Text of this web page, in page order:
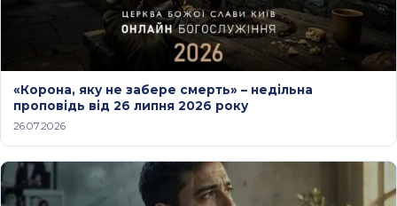
«Корона, яку не забере смерть» – недільна
проповідь від 26 липня 2026 року
26.07.2026